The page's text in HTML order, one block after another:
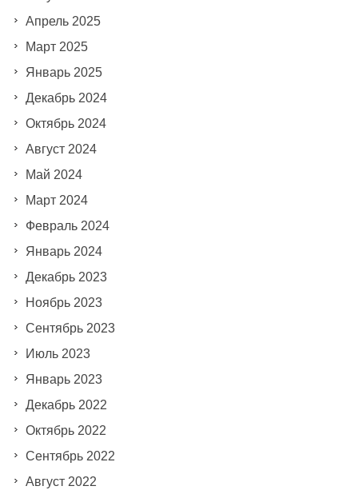
Апрель 2025
Март 2025
Январь 2025
Декабрь 2024
Октябрь 2024
Август 2024
Май 2024
Март 2024
Февраль 2024
Январь 2024
Декабрь 2023
Ноябрь 2023
Сентябрь 2023
Июль 2023
Январь 2023
Декабрь 2022
Октябрь 2022
Сентябрь 2022
Август 2022